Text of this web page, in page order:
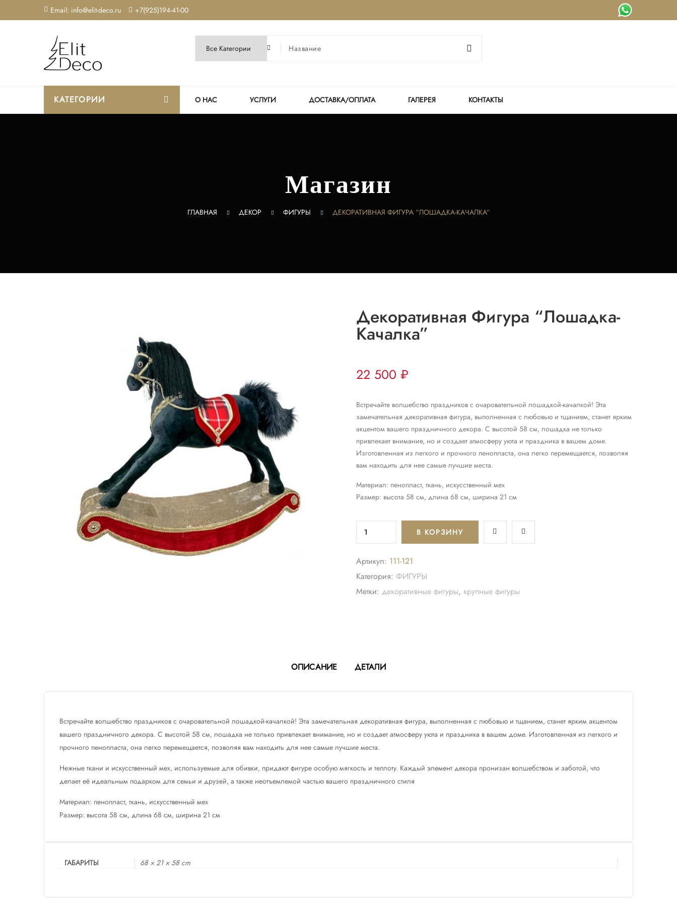
Email: info@elit-deco.ru +7(925)194-41-00
КАТЕГОРИИ О НАС УСЛУГИ ДОСТАВКА/ОПЛАТА ГАЛЕРЕЯ КОНТАКТЫ
Магазин
ГЛАВНАЯ ДЕКОР ФИГУРЫ ДЕКОРАТИВНАЯ ФИГУРА “ЛОШАДКА-КАЧАЛКА”
Декоративная Фигура “Лошадка-
Качалка”
22 500 ₽
Встречайте волшебство праздников с очаровательной лошадкой-качалкой! Эта
замечательная декоративная фигура, выполненная с любовью и тщанием, станет ярким
акцентом вашего праздничного декора. С высотой 58 см, лошадка не только
привлекает внимание, но и создает атмосферу уюта и праздника в вашем доме.
Изготовленная из легкого и прочного пенопласта, она легко перемещается, позволяя
вам находить для нее самые лучшие места.
Материал: пенопласт, ткань, искусственный мех
Размер: высота 58 см, длина 68 см, ширина 21 см
В КОРЗИНУ
Артикул: 111-121
Категория: ФИГУРЫ
Метки: декоративные фигуры, крупные фигуры
ОПИСАНИЕ ДЕТАЛИ
Встречайте волшебство праздников с очаровательной лошадкой-качалкой! Эта замечательная декоративная фигура, выполненная с любовью и тщанием, станет ярким акцентом
вашего праздничного декора. С высотой 58 см, лошадка не только привлекает внимание, но и создает атмосферу уюта и праздника в вашем доме. Изготовленная из легкого и
прочного пенопласта, она легко перемещается, позволяя вам находить для нее самые лучшие места.
Нежные ткани и искусственный мех, используемые для обивки, придают фигуре особую мягкость и теплоту. Каждый элемент декора пронизан волшебством и заботой, что
делает её идеальным подарком для семьи и друзей, а также неотъемлемой частью вашего праздничного стиля
Материал: пенопласт, ткань, искусственный мех
Размер: высота 58 см, длина 68 см, ширина 21 см
ГАБАРИТЫ 68 × 21 × 58 cm